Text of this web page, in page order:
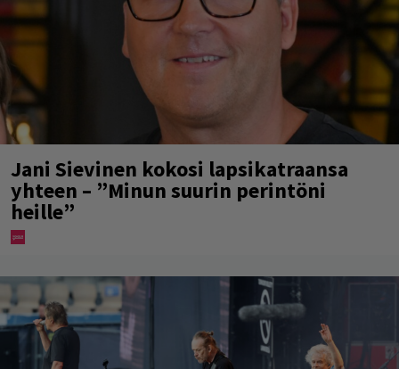
Jani Sievinen kokosi lapsikatraansa
yhteen – ”Minun suurin perintöni
heille”